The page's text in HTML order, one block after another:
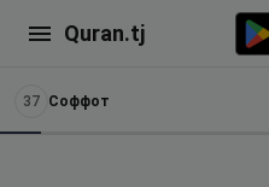
Quran.tj
37 Соффот